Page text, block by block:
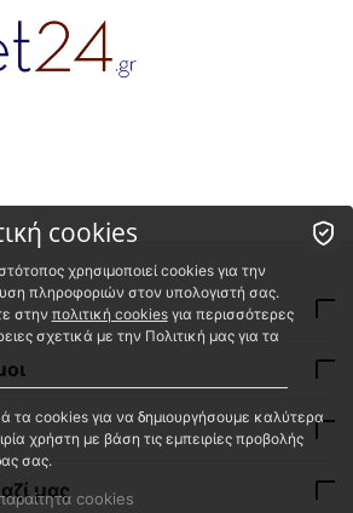
μας
cookies
χρησιμοποιεί cookies για την
πληροφοριών στον υπολογιστή σας.
στην πολιτική cookiesγια περισσότερες
σχετικά με την Πολιτική μας για τα
τα cookies για να δημιουργήσουμε καλύτερα
χρήστη με βάση τις εμπειρίες προβολής
σας.
cookies